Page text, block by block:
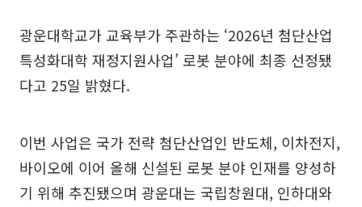
광운대학교가 교육부가 주관하는 ‘2026년 첨단산업
특성화대학 재정지원사업’ 로봇 분야에 최종 선정됐
다고 25일 밝혔다.
이번 사업은 국가 전략 첨단산업인 반도체, 이차전지,
바이오에 이어 올해 신설된 로봇 분야 인재를 양성하
기 위해 추진됐으며 광운대는 국립창원대, 인하대와